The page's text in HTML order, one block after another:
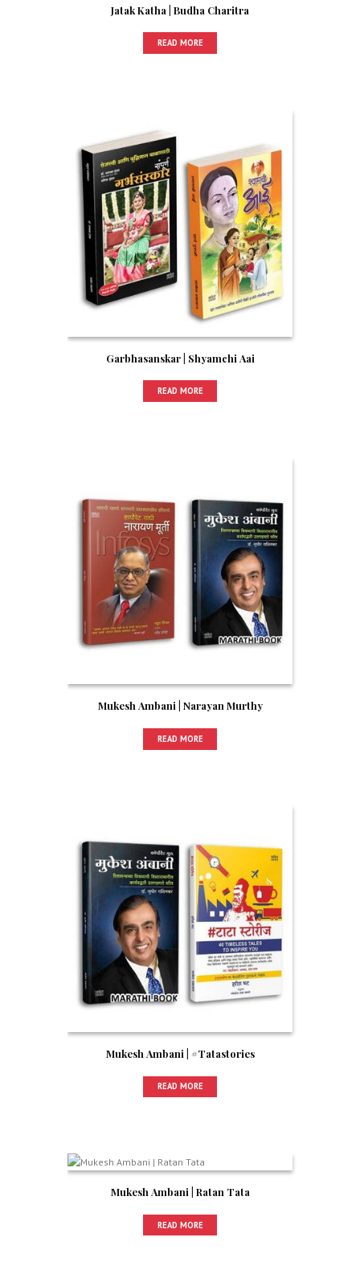
Jatak Katha | Budha Charitra
READ MORE
Garbhasanskar | Shyamchi Aai
READ MORE
Mukesh Ambani | Narayan Murthy
READ MORE
Mukesh Ambani | #Tatastories
READ MORE
Mukesh Ambani | Ratan Tata
READ MORE